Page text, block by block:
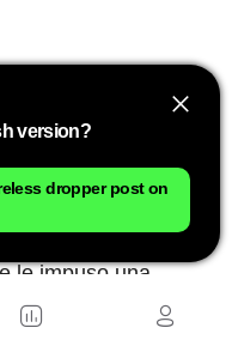
escándalo de la
primeros
por,
para cubrir
le impuso una
y en ese momento
version?
dropper post on